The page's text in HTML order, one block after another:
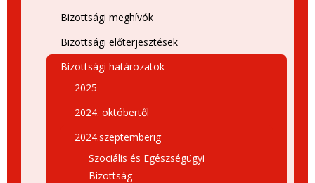
Bizottsági meghívók
Bizottsági előterjesztések
Bizottsági határozatok
2025
2024. októbertől
2024.szeptemberig
Szociális és Egészségügyi
Bizottság